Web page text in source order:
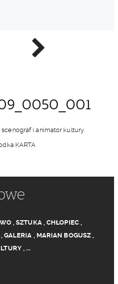
Następne
zdjęcie
i animator kultury.
KARTA
,SZTUKA,CHŁOPIEC,
, GALERIA , MARIAN BOGUSZ ,
,...